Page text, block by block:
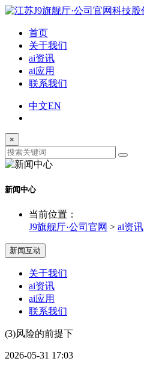
首页
关于我们
ai资讯
ai应用
联系我们
中文EN
×
新闻中心
当前位置：
J9旗舰厅·公司官网 > ai资讯
新闻互动
关于我们
ai资讯
ai应用
联系我们
(3)风险的前提下
2026-05-31 17:03